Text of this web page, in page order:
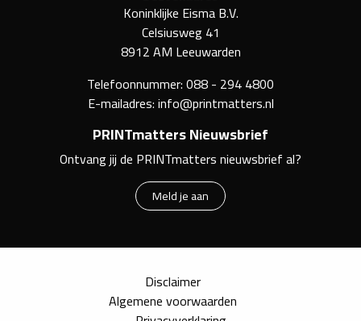
Koninklijke Eisma B.V.
Celsiusweg 41
8912 AM Leeuwarden
Telefoonnummer:088 - 294 4800
E-mailadres:info@printmatters.nl
PRINTmatters Nieuwsbrief
Ontvang jij de PRINTmatters nieuwsbrief al?
Meld je aan
Disclaimer
Algemene voorwaarden